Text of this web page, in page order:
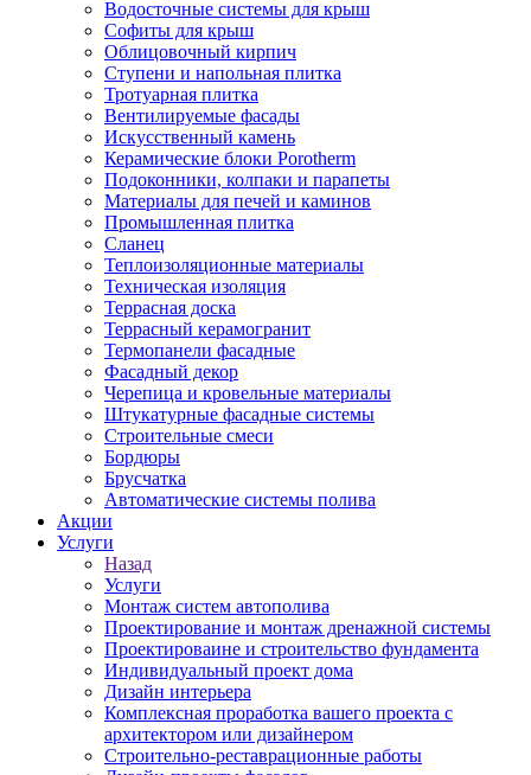
Водосточные системы для крыш
Софиты для крыш
Облицовочный кирпич
Ступени и напольная плитка
Тротуарная плитка
Вентилируемые фасады
Искусственный камень
Керамические блоки Porotherm
Подоконники, колпаки и парапеты
Материалы для печей и каминов
Промышленная плитка
Сланец
Теплоизоляционные материалы
Техническая изоляция
Террасная доска
Террасный керамогранит
Термопанели фасадные
Фасадный декор
Черепица и кровельные материалы
Штукатурные фасадные системы
Строительные смеси
Бордюры
Брусчатка
Автоматические системы полива
Акции
Услуги
Назад
Услуги
Монтаж систем автополива
Проектирование и монтаж дренажной системы
Проектироваине и строительство фундамента
Индивидуальный проект дома
Дизайн интерьера
Комплексная проработка вашего проекта с
архитектором или дизайнером
Строительно-реставрационные работы